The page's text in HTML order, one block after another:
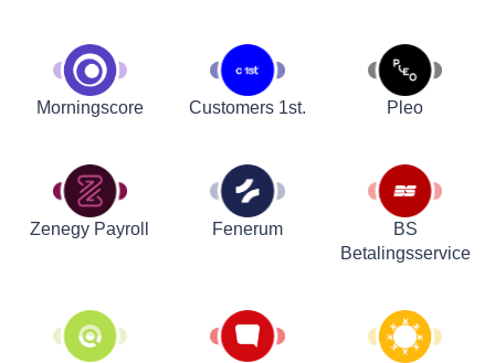
Morningscore Customers 1st. Pleo
Zenegy Payroll Fenerum
BS
Betalingsservice